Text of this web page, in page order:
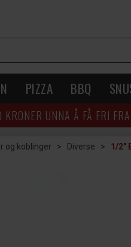
PIZZA BBQ
KRONER UNNA Å FÅ FRI
og koblinger > Diverse > 1/2"